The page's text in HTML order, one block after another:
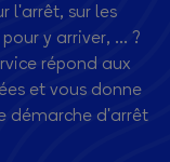
l'arrêt, sur les
y arriver, ... ?
répond aux
et vous donne
démarche d'arrêt